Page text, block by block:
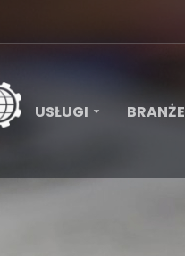
USŁUGI BRANŻE